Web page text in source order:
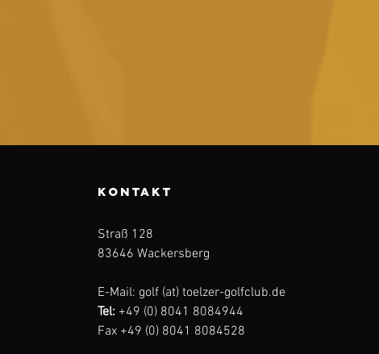
KONTAKT
Straß 128
83646 Wackersberg
E-Mail: golf (at) toelzer-golfclub.de
Tel: +49 (0) 8041 8084944
Fax +49 (0) 8041 8084528